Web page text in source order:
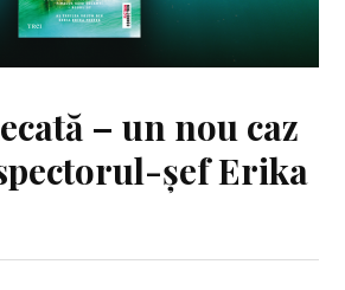
– un nou caz
șef Erika